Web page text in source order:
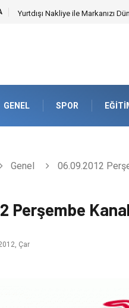
Yurtdışı Nakliye ile Markanızı
GENEL SPOR
Genel 06.09.2012
Perşembe Kanal
Çar